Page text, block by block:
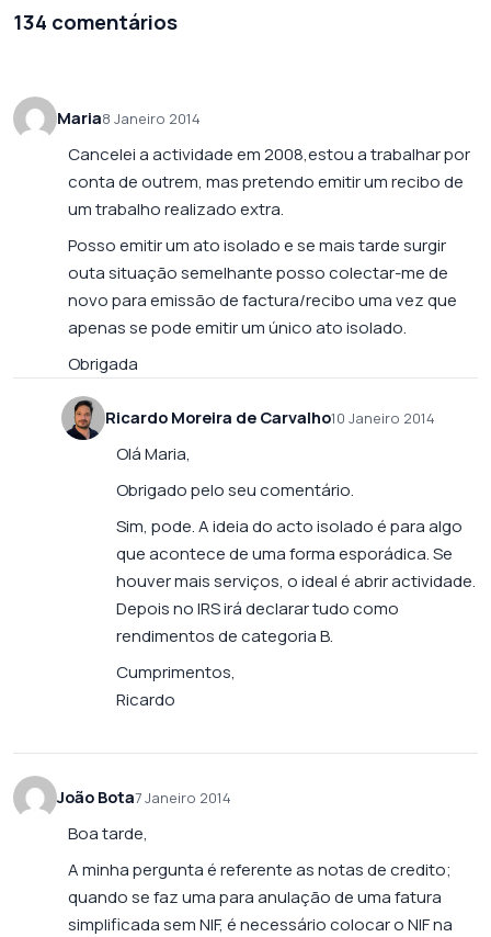
134 comentários
Maria8 Janeiro 2014
Cancelei a actividade em 2008,estou a trabalhar por
conta de outrem, mas pretendo emitir um recibo de
um trabalho realizado extra.
Posso emitir um ato isolado e se mais tarde surgir
outa situação semelhante posso colectar-me de
novo para emissão de factura/recibo uma vez que
apenas se pode emitir um único ato isolado.
Obrigada
Ricardo Moreira de Carvalho10 Janeiro 2014
Olá Maria,
Obrigado pelo seu comentário.
Sim, pode. A ideia do acto isolado é para algo
que acontece de uma forma esporádica. Se
houver mais serviços, o ideal é abrir actividade.
Depois no IRS irá declarar tudo como
rendimentos de categoria B.
Cumprimentos,
Ricardo
João Bota7 Janeiro 2014
Boa tarde,
A minha pergunta é referente as notas de credito;
quando se faz uma para anulação de uma fatura
simplificada sem NIF, é necessário colocar o NIF na